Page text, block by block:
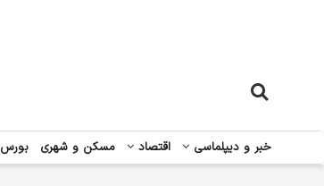
خبر و دیپلماسی اقتصاد مسکن و شهری بورس